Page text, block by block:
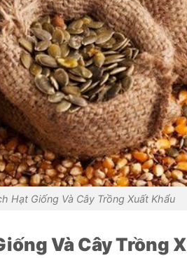
Hạt Giống Và Cây Trồng Xuất Khẩu
Và Cây Trồng